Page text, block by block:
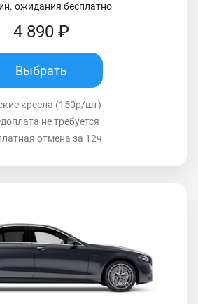
ожидания бесплатно
4 890 ₽
Выбрать
кресла (150р/шт)
не требуется
отмена за 12ч